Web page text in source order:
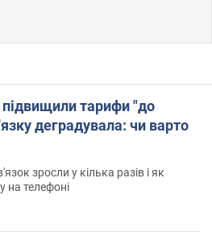
підвищили тарифи "до
деградувала: чи варто
зросли у кілька разів і як
на телефоні